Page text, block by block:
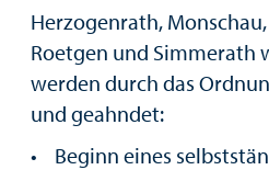
Herzogenrath,
Roetgen und Simmerath
werden durch das
und geahndet:
• Beginn eines